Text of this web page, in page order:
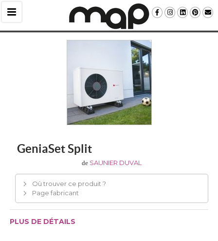
GeniaSet Split
de SAUNIER DUVAL
Où trouver ce produit ?
Page fabricant
PLUS DE DÉTAILS